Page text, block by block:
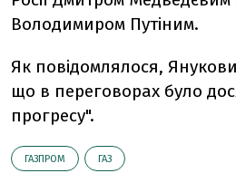
Володимиром Путіним.
Як повідомлялося,
що в переговорах було
прогресу".
ГАЗПРОМ ГАЗ